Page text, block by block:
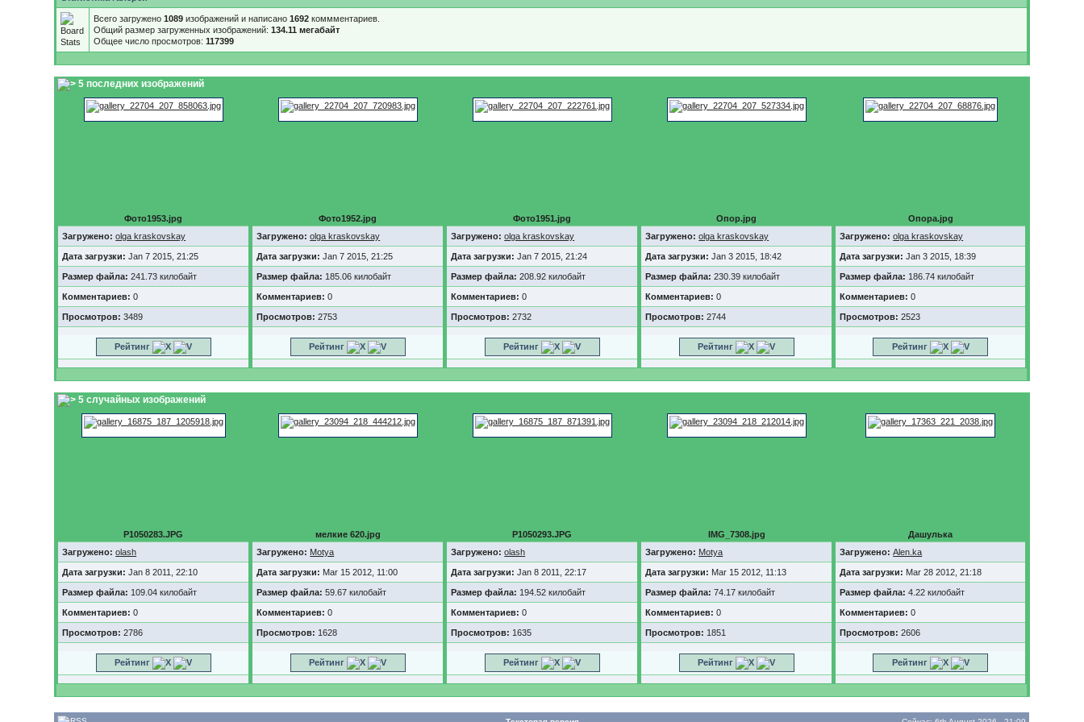
Всего загружено1089 изображений и написано1692 коммментариев.
Общий размер загруженных изображений:134.11 мегабайт
Общее число просмотров:117399
5 последних изображений
Фото1953.jpg
Загружено: olga kraskovskay
Дата загрузки:Jan 7 2015, 21:25
Размер файла: 241.73 килобайт
Комментариев: 0
Просмотров:3489
Рейтинг
Фото1952.jpg
Загружено: olga kraskovskay
Дата загрузки:Jan 7 2015, 21:25
Размер файла: 185.06 килобайт
Комментариев: 0
Просмотров:2753
Рейтинг
Фото1951.jpg
Загружено: olga kraskovskay
Дата загрузки:Jan 7 2015, 21:24
Размер файла: 208.92 килобайт
Комментариев: 0
Просмотров:2732
Рейтинг
Опор.jpg
Загружено: olga kraskovskay
Дата загрузки:Jan 3 2015, 18:42
Размер файла: 230.39 килобайт
Комментариев: 0
Просмотров:2744
Рейтинг
Опора.jpg
Загружено: olga kraskovskay
Дата загрузки:Jan 3 2015, 18:39
Размер файла: 186.74 килобайт
Комментариев: 0
Просмотров:2523
Рейтинг
5 случайных изображений
P1050283.JPG
Загружено: olash
Дата загрузки:Jan 8 2011, 22:10
Размер файла: 109.04 килобайт
Комментариев: 0
Просмотров:2786
Рейтинг
мелкие 620.jpg
Загружено: Motya
Дата загрузки: Mar 15 2012, 11:00
Размер файла: 59.67 килобайт
Комментариев: 0
Просмотров: 1628
Рейтинг
P1050293.JPG
Загружено: olash
Дата загрузки:Jan 8 2011, 22:17
Размер файла: 194.52 килобайт
Комментариев: 0
Просмотров: 1635
Рейтинг
IMG_7308.jpg
Загружено: Motya
Дата загрузки: Mar 15 2012, 11:13
Размер файла: 74.17 килобайт
Комментариев: 0
Просмотров: 1851
Рейтинг
Дашулька
Загружено: Alen.ka
Дата загрузки: Mar 28 2012, 21:18
Размер файла: 4.22 килобайт
Комментариев: 0
Просмотров:2606
Рейтинг